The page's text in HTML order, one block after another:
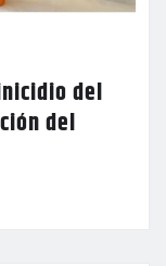
del
del